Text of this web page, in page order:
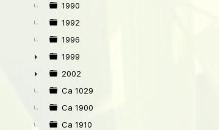
1990
1992
1996
►
1999
►
2002
Ca 1029
Ca 1900
Ca 1910